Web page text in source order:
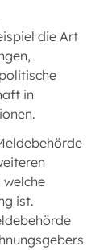
die Art
in
ist.